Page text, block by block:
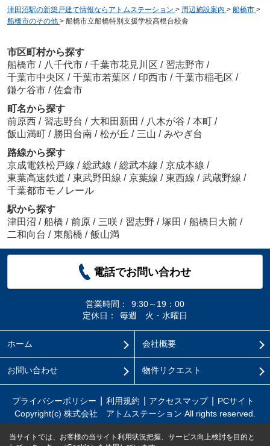
津田沼駅の新築戸建て情報ならアトムステーション > 周辺施設案内 > 船橋市 >
船橋市のその他 > 船橋市立船橋特別支援学校高根台校舎
市区町村から探す
船橋市 / 八千代市 / 千葉市花見川区 / 習志野市 /
千葉市中央区 / 千葉市若葉区 / 印西市 / 千葉市稲毛区 /
鎌ケ谷市 / 佐倉市
町名から探す
前原西 / 習志野台 / 大和田新田 / 八木が谷 / 本町 /
飯山満町 / 勝田台南 / 松が丘 / 三山 / みやぎ台
路線から探す
京成電鉄松戸線 / 総武線 / 総武本線 / 京成本線 /
東葉高速鉄道 / 東武野田線 / 京葉線 / 東西線 / 武蔵野線 /
千葉都市モノレール
駅から探す
津田沼 / 船橋 / 前原 / 三咲 / 習志野 / 塚田 / 船橋日大前 /
二和向台 / 東船橋 / 飯山満
電話でお問い合わせ
営業時間：
9:30～19：00
定休日：
毎週 火・水曜日
ホーム 会社概要
お問い合わせ 物件リクエスト
プライバシーポリシー 利用規約 アクセスマップ
PCサイト
Copyright(c) 株式会社 アトムステーション All rights reserved.
当サイトでは、お客様の当サイト利用状況把握、サービス向上検討を目的と